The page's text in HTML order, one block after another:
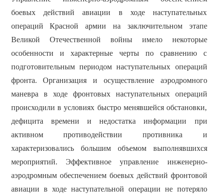
боевых действий авиации в ходе наступательных
операций Красной армии на заключительном этапе
Великой Отечественной войны имело некоторые
особенности и характерные черты по сравнению с
подготовительным периодом наступательных операций
фронта. Организация и осуществление аэродромного
маневра в ходе фронтовых наступательных операций
происходили в условиях быстро менявшейся обстановки,
дефицита времени и недостатка информации при
активном противодействии противника и
характеризовались большим объемом выполнявшихся
мероприятий. Эффективное управление инженерно-
аэродромным обеспечением боевых действий фронтовой
авиации в ходе наступательной операции не потеряло